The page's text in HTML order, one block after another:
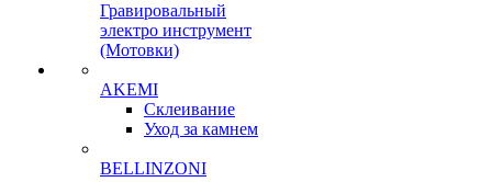
Гравировальный
электро инструмент
(Мотовки)
AKEMI
Склеивание
Уход за камнем
BELLINZONI